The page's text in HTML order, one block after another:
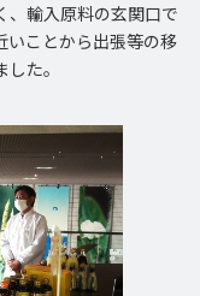
、輸入原料の玄関口で
いことから出張等の移
た。